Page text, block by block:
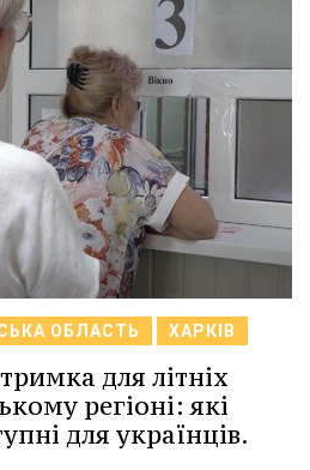
ОБЛАСТЬ ХАРКІВ
для літніх
регіоні: які
для українців.